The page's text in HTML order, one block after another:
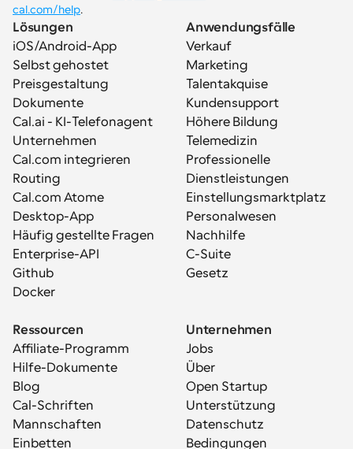
cal.com/help.
Lösungen
iOS/Android-App
Selbst gehostet
Preisgestaltung
Dokumente
Cal.ai - KI-Telefonagent
Unternehmen
Cal.com integrieren
Routing
Cal.com Atome
Desktop-App
Häufig gestellte Fragen
Enterprise-API
Github
Docker
Anwendungsfälle
Verkauf
Marketing
Talentakquise
Kundensupport
Höhere Bildung
Telemedizin
Professionelle
Dienstleistungen
Einstellungsmarktplatz
Personalwesen
Nachhilfe
C-Suite
Gesetz
Ressourcen
Affiliate-Programm
Hilfe-Dokumente
Blog
Cal-Schriften
Mannschaften
Einbetten
Unternehmen
Jobs
Über
Open Startup
Unterstützung
Datenschutz
Bedingungen